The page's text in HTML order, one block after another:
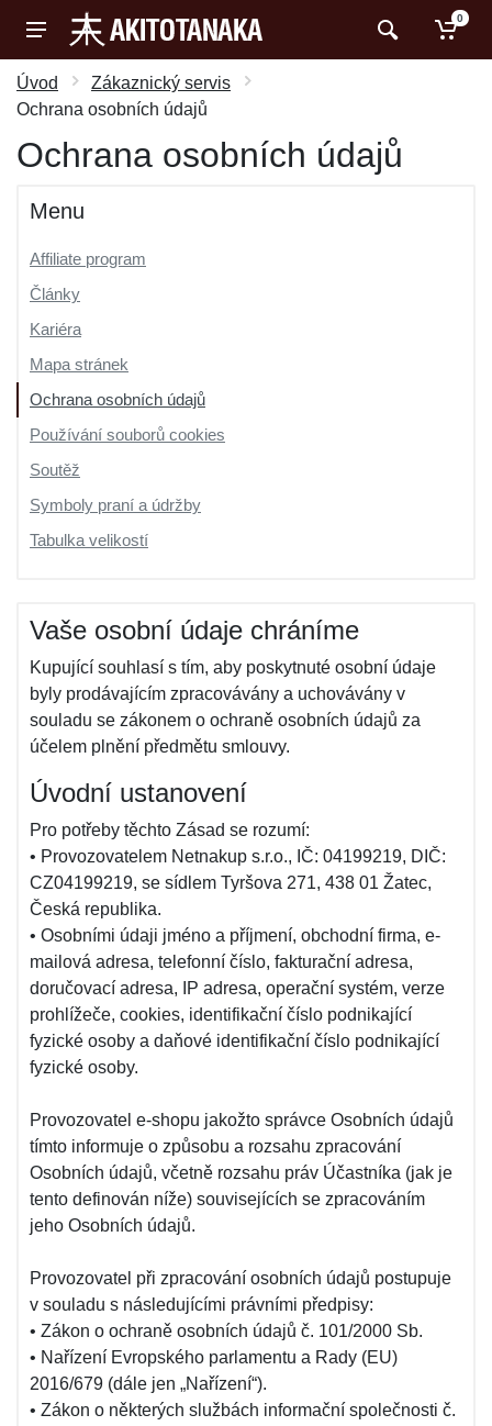
0
Úvod
Zákaznický servis
Ochrana osobních údajů
Ochrana osobních údajů
Menu
Affiliate program
Články
Kariéra
Mapa stránek
Ochrana osobních údajů
Používání souborů cookies
Soutěž
Symboly praní a údržby
Tabulka velikostí
Vaše osobní údaje chráníme
Kupující souhlasí s tím, aby poskytnuté osobní údaje
byly prodávajícím zpracovávány a uchovávány v
souladu se zákonem o ochraně osobních údajů za
účelem plnění předmětu smlouvy.
Úvodní ustanovení
Pro potřeby těchto Zásad se rozumí:
• Provozovatelem Netnakup s.r.o., IČ: 04199219, DIČ:
CZ04199219, se sídlem Tyršova 271, 438 01 Žatec,
Česká republika.
• Osobními údaji jméno a příjmení, obchodní firma, e-
mailová adresa, telefonní číslo, fakturační adresa,
doručovací adresa, IP adresa, operační systém, verze
prohlížeče, cookies, identifikační číslo podnikající
fyzické osoby a daňové identifikační číslo podnikající
fyzické osoby.
Provozovatel e-shopu jakožto správce Osobních údajů
tímto informuje o způsobu a rozsahu zpracování
Osobních údajů, včetně rozsahu práv Účastníka (jak je
tento definován níže) souvisejících se zpracováním
jeho Osobních údajů.
Provozovatel při zpracování osobních údajů postupuje
v souladu s následujícími právními předpisy:
• Zákon o ochraně osobních údajů č. 101/2000 Sb.
• Nařízení Evropského parlamentu a Rady (EU)
2016/679 (dále jen „Nařízení“).
• Zákon o některých službách informační společnosti č.